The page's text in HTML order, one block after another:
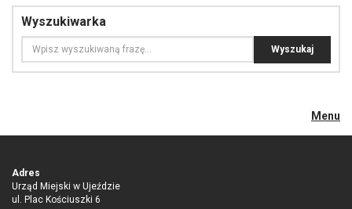
Wyszukiwarka
Menu
Adres
Urząd Miejski w Ujeździe
ul. Plac Kościuszki 6